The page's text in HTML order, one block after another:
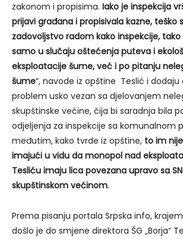
zakonom i propisima. Iako je inspekcija
prijavi građana i propisivala kazne, teško
zadovoljstvo radom kako inspekcije, tako
samo u slučaju oštećenja puteva i
eksploatacije šume, već i po pitanju
šume“, navode iz opštine Teslić i
problem usko vezan sa djelovanjem
skupštinske većine, čija bi saradnja bila
odjeljenja za inspekcije sa komunalnom
međutim, kako tvrde iz opštine, to im
imajući u vidu da monopol nad
Tesliću imaju lica povezana upravo sa
skupštinskom većinom.
Prema pisanju portala Srpska info,
došlo je do smjene direktora ŠG „Borja“